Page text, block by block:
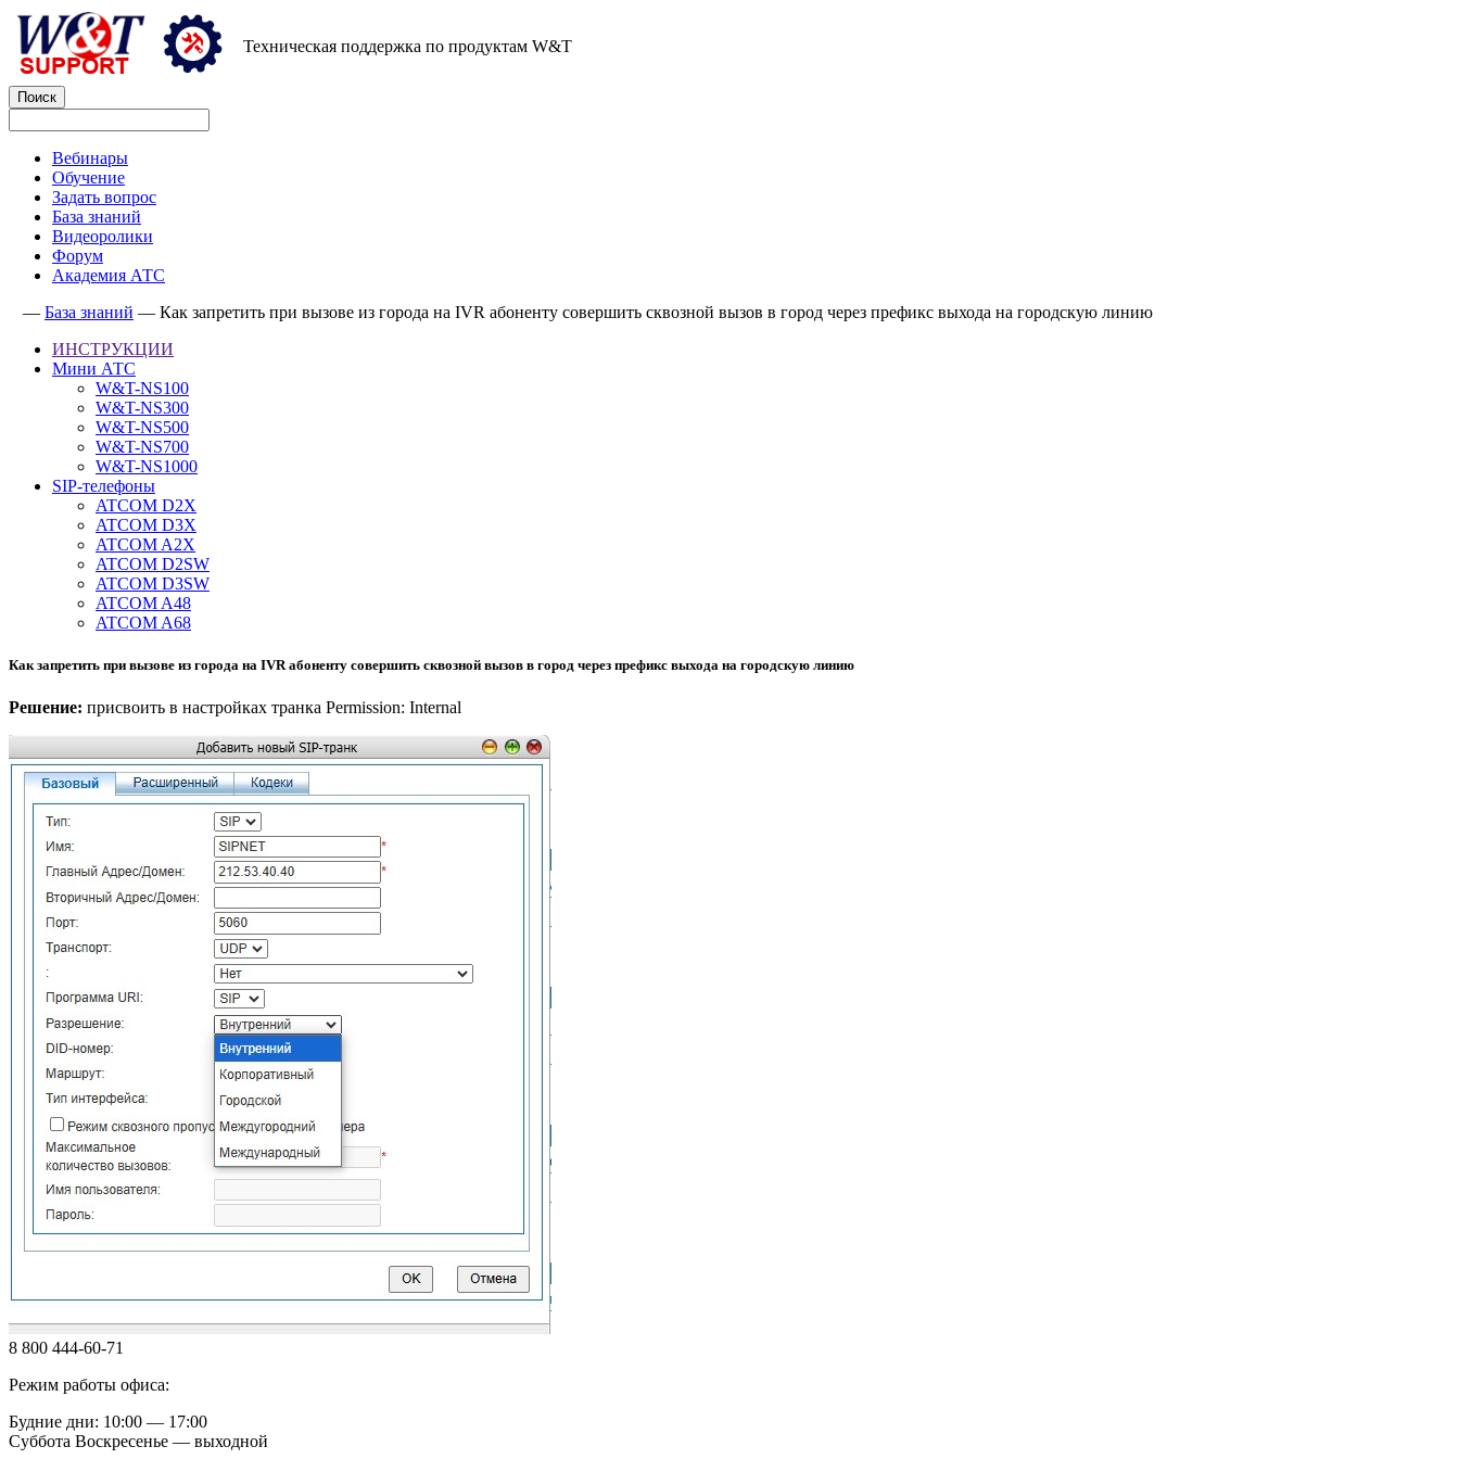
Техническая поддержка по продуктам W&T
Вебинары
Обучение
Задать вопрос
База знаний
Видеоролики
Форум
Академия АТС
— База знаний — Как запретить при вызове из города на IVR абоненту совершить сквозной вызов в город через префикс выхода на городскую линию
ИНСТРУКЦИИ
Мини АТС
W&T-NS100
W&T-NS300
W&T-NS500
W&T-NS700
W&T-NS1000
SIP-телефоны
ATCOM D2X
ATCOM D3X
ATCOM A2X
ATCOM D2SW
ATCOM D3SW
ATCOM A48
ATCOM A68
Как запретить при вызове из города на IVR абоненту совершить сквозной вызов в город через префикс выхода на городскую линию
Решение: присвоить в настройках транка Permission: Internal
8 800 444-60-71
Режим работы офиса:
Будние дни: 10:00 — 17:00
Суббота Воскресенье — выходной